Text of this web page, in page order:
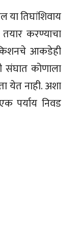
या तिघांशिवाय
करण्याचा
आकडेही
संघात कोणाला
येत नाही. अशा
पर्याय निवड